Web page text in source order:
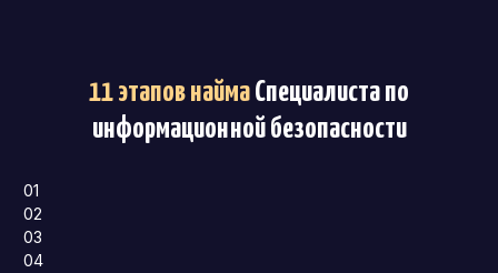
11 этапов наймаСпециалиста по
информационной безопасности
01
02
03
04